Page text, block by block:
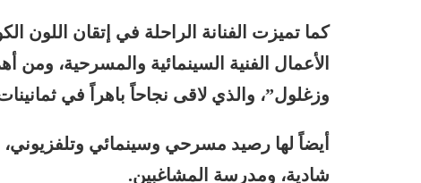
كما تميزت الفنانة الراحلة في إتقان اللون
الأعمال الفنية السينمائية والمسرحية،
وزغلول”، والذي لاقى نجاحاً باهراً في
أيضاً لها رصيد مسرحي وسينمائي
شادية، ومدرسة المشاغبين.